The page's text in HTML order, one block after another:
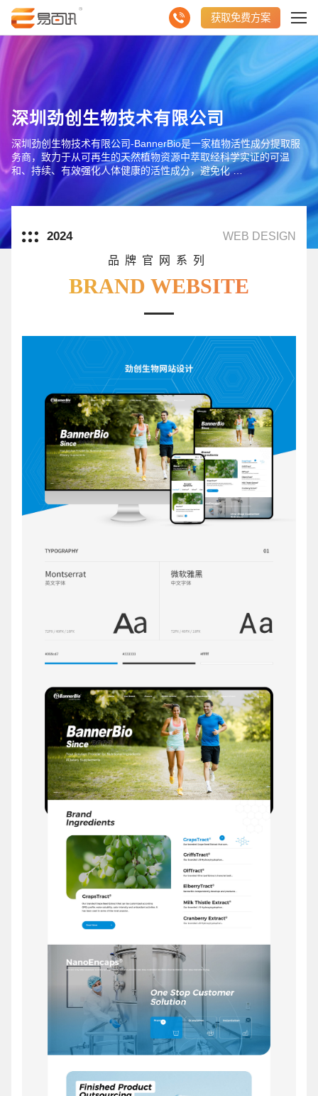
获取免费方案
深圳劲创生物技术有限公司
深圳劲创生物技术有限公司-BannerBio是一家植物活性成分提取服
务商，致力于从可再生的天然植物资源中萃取经科学实证的可温
和、持续、有效强化人体健康的活性成分，避免化 …
2024
WEB DESIGN
品牌官网系列
BRAND WEBSITE
请输入您的公司名称 名字